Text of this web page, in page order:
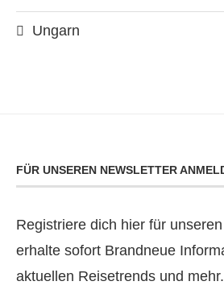
Ungarn
FÜR UNSEREN NEWSLETTER
Registriere dich hier für
erhalte sofort Brandneue
aktuellen Reisetrends und mehr.